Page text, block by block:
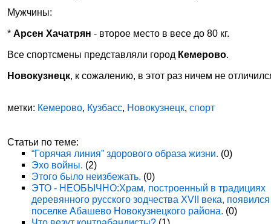
Мужчины:
*Арсен Хачатрян - второе место в весе до 80 кг.
Все спортсмены представляли город Кемерово.
Новокузнецк, к сожалению, в этот раз ничем не
метки: Кемерово, Кузбасс, Новокузнецк,спорт
Статьи по теме:
“Горячая линия” здорового образа жизни. (0)
Эхо войны. (2)
Этого было неизбежать. (0)
ЭТО - НЕОБЫЧНО:Храм, построенный в традициях
деревянного русского зодчества XVII века,
поселке Абашево Новокузнецкого района. (0)